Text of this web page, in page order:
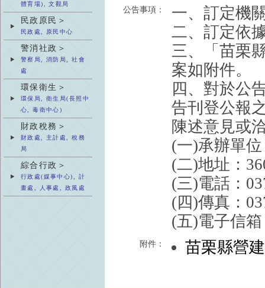
體育場), 文觀局
民政原民＞
民政處, 原民中心
警消社政＞
警察局, 消防局, 社會
處
環保衛生＞
環保局, 衛生局(長照中
心, 毒衛中心)
財政稅務＞
財政處, 主計處, 稅務
局
綜合行政＞
行政處(媒事中心), 計
畫處, 人事處, 政風處
公告事項：
一、訂定機
二、訂定依
三、「苗栗
案如附件。
四、對於公
告刊登公報
陳述意見或
(一)承辦單
(二)地址：
(三)電話：
(四)傳真：
(五)電子信箱
附件： 苗栗縣營